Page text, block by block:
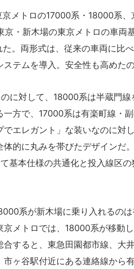
メトロの17000系・18000系、
・新木場の東京メトロの車両
。両形式は、従来の車両に比
テムを導入。安全性も高めたの
に対して、18000系は半蔵門線
方で、17000系は有楽町線・
でエレガント」な装いなのに対
的に丸みを帯びたデザインだ
基本仕様の共通化と投入線区の
系が新木場に乗り入れるの
メトロでは、18000系が移動
すると、東急田園都市線、大
ヶ谷駅付近にある連絡線から